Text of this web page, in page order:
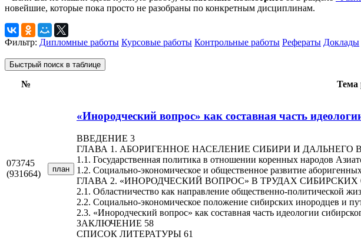
новейшие, которые пока просто не разобраны по конкретным дисциплинам.
Фильтр: Дипломные работы Курсовые работы Контрольные работы Рефераты Доклады
Быстрый поиск в таблице
№ Тема
073745
(931664)
план
«Инородческий вопрос» как составная часть
ВВЕДЕНИЕ 3
ГЛАВА 1. АБОРИГЕННОЕ НАСЕЛЕНИЕ СИБИРИ И ДАЛЬНЕГО
1.1. Государственная политика в отношении коренных народов
1.2. Социально-экономическое и общественное развитие
ГЛАВА 2. «ИНОРОДЧЕСКИЙ ВОПРОС» В ТРУДАХ СИБИРСКИХ
2.1. Областничество как направление общественно-политической
2.2. Социально-экономическое положение сибирских инородцев и
2.3. «Инородческий вопрос» как составная часть идеологии
ЗАКЛЮЧЕНИЕ 58
СПИСОК ЛИТЕРАТУРЫ 61